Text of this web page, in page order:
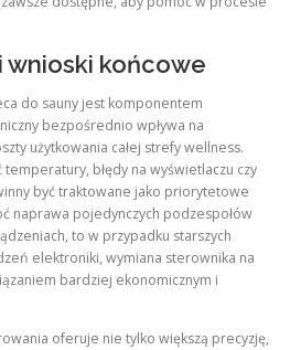
wnioski końcowe
do sauny jest komponentem
bezpośrednio wpływa na
użytkowania całej strefy wellness.
temperatury, błędy na wyświetlaczu czy
być traktowane jako priorytetowe
naprawa pojedynczych podzespołów
to w przypadku starszych
elektroniki, wymiana sterownika na
bardziej ekonomicznym i
oferuje nie tylko większą precyzję,